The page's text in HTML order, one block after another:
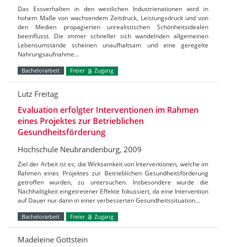
Das Essverhalten in den westlichen Industrienationen wird in
hohem Maße von wachsendem Zeitdruck, Leistungsdruck und von
den Medien propagierten unrealistischen Schönheitsidealen
beeinflusst. Die immer schneller sich wandelnden allgemeinen
Lebensumstände scheinen unaufhaltsam und eine geregelte
Nahrungsaufnahme…
Bachelorarbeit Freier Zugang
Lutz Freitag
Evaluation erfolgter Interventionen im Rahmen
eines Projektes zur Betrieblichen
Gesundheitsförderung
Hochschule Neubrandenburg, 2009
Ziel der Arbeit ist es, die Wirksamkeit von Interventionen, welche im
Rahmen eines Projektes zur Betrieblichen Gesundheitsförderung
getroffen wurden, zu untersuchen. Insbesondere wurde die
Nachhaltigkeit eingetretener Effekte fokussiert, da eine Intervention
auf Dauer nur dann in einer verbesserten Gesundheitssituation…
Bachelorarbeit Freier Zugang
Madeleine Gottstein